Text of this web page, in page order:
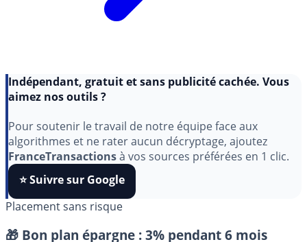
aimez nos outils ?
Pour soutenir le travail de notre équipe face aux
algorithmes et ne rater aucun décryptage, ajoutez
FranceTransactionsà vos sources préférées en 1 clic.
⭐️ Suivre sur Google
Placement sans risque